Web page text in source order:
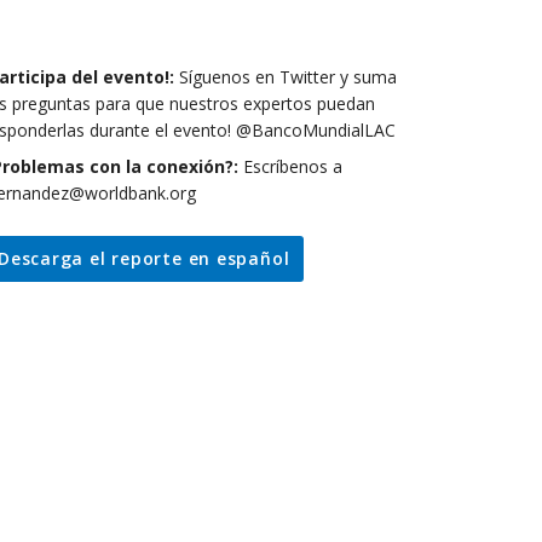
del evento!: Síguenos en Twitter y suma
preguntas para que nuestros expertos puedan
durante el evento! @BancoMundialLAC
con la conexión?: Escríbenos a
Descarga el reporte en español